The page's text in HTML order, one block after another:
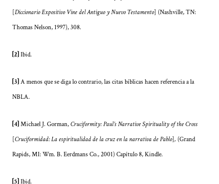
[Diccionario Expositivo Vine del Antiguo y Nuevo Testamento] (Nashville, TN:
Thomas Nelson, 1997), 308.
[2] Ibid.
[3] A menos que se diga lo contrario, las citas bíblicas hacen referencia a la
NBLA.
[4] Michael J. Gorman,Cruciformity: Paul’s Narrative Spirituality of the Cross
[Cruciformidad: La espiritualidad de la cruz en la narrativa de Pablo], (Grand
Rapids, MI: Wm. B. Eerdmans Co., 2001) Capítulo 8, Kindle.
[5] Ibid.